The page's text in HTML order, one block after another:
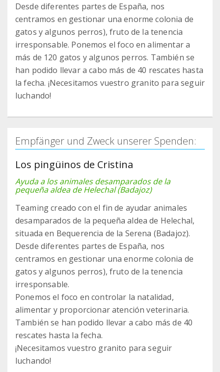
Desde diferentes partes de España, nos
centramos en gestionar una enorme colonia de
gatos y algunos perros), fruto de la tenencia
irresponsable. Ponemos el foco en alimentar a
más de 120 gatos y algunos perros. También se
han podido llevar a cabo más de 40 rescates hasta
la fecha. ¡Necesitamos vuestro granito para seguir
luchando!
Empfänger und Zweck unserer Spenden:
Los pingüinos de Cristina
Ayuda a los animales desamparados de la
pequeña aldea de Helechal (Badajoz)
Teaming creado con el fin de ayudar animales
desamparados de la pequeña aldea de Helechal,
situada en Bequerencia de la Serena (Badajoz).
Desde diferentes partes de España, nos
centramos en gestionar una enorme colonia de
gatos y algunos perros), fruto de la tenencia
irresponsable.
Ponemos el foco en controlar la natalidad,
alimentar y proporcionar atención veterinaria.
También se han podido llevar a cabo más de 40
rescates hasta la fecha.
¡Necesitamos vuestro granito para seguir
luchando!